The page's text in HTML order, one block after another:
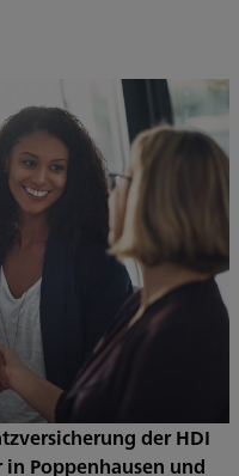
der HDI
Poppenhausen und